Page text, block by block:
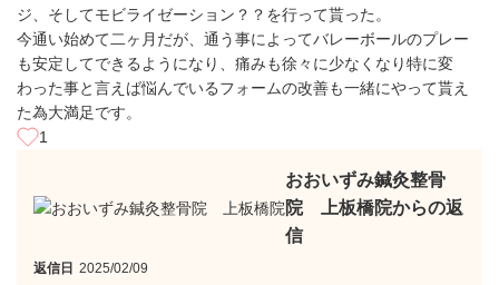
ジ、そしてモビライゼーション？？を行って貰った。
今通い始めて二ヶ月だが、通う事によってバレーボールのプレー
も安定してできるようになり、痛みも徐々に少なくなり特に変
わった事と言えば悩んでいるフォームの改善も一緒にやって貰え
た為大満足です。
1
おおいずみ鍼灸整骨
院 上板橋院からの返
信
返信日 2025/02/09